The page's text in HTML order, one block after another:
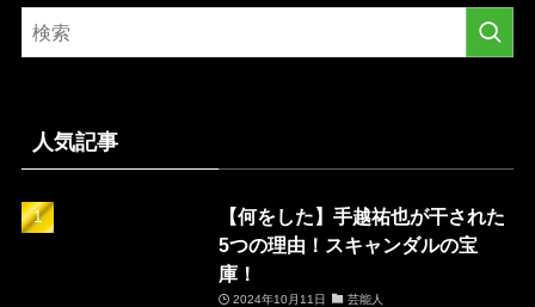
人気記事
【何をした】手越祐也が干された
5つの理由！スキャンダルの宝
庫！
2024年10月11日 芸能人